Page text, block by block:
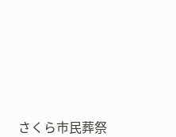
さくら市民葬祭